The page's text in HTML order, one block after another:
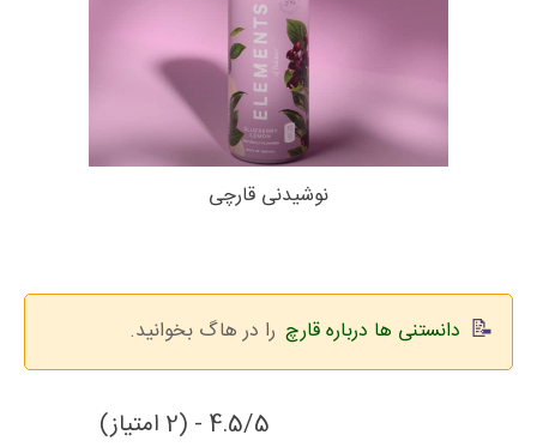
نوشیدنی قارچی
دانستنی ها درباره قارچ را در هاگ بخوانید.
4.5/5 - (2 امتیاز)